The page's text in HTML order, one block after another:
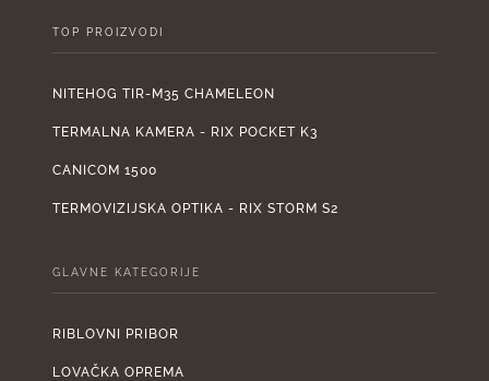
TOP PROIZVODI
NITEHOG TIR-M35 CHAMELEON
TERMALNA KAMERA - RIX POCKET K3
CANICOM 1500
TERMOVIZIJSKA OPTIKA - RIX STORM S2
GLAVNE KATEGORIJE
RIBLOVNI PRIBOR
LOVAČKA OPREMA